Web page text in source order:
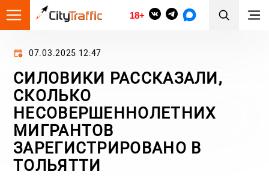
18+
07.03.2025 12:47
СИЛОВИКИ РАССКАЗАЛИ,
СКОЛЬКО
НЕСОВЕРШЕННОЛЕТНИХ
МИГРАНТОВ
ЗАРЕГИСТРИРОВАНО В
ТОЛЬЯТТИ